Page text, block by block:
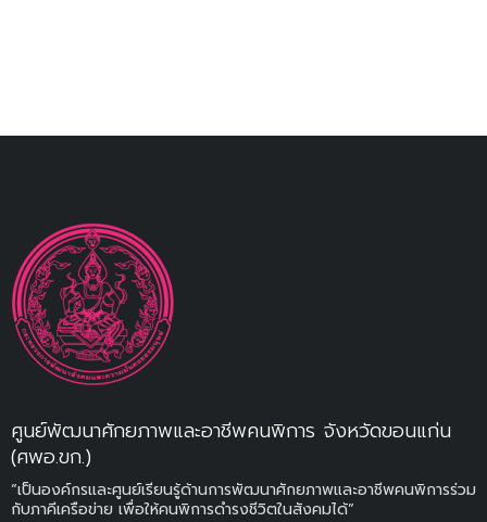
ศูนย์พัฒนาศักยภาพและอาชีพคนพิการ จังหวัดขอนแก่น
(ศพอ.ขก.)
“เป็นองค์กรและศูนย์เรียนรู้ด้านการพัฒนาศักยภาพและอาชีพคนพิการร่วม
กับภาคีเครือข่าย เพื่อให้คนพิการดำรงชีวิตในสังคมได้”